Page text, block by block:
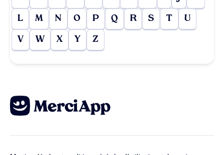
L M N O P Q R S T U
V W X Y Z